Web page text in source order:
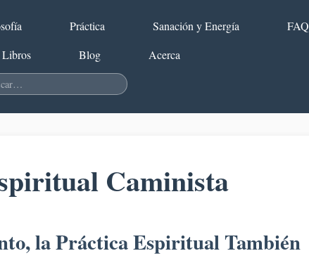
Práctica Sanación y Energía
FAQ
Libros Blog Acerca
Caminista
la Práctica Espiritual También